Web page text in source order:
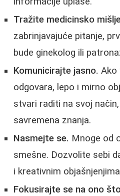
Tražite medicinsko
zabrinjavajuće pitanje,
bude ginekolog ili
Komunicirajte jasno. Ako
odgovara, lepo i mirno
stvari raditi na svoj
savremena znanja.
Nasmejte se. Mnoge od
smešne. Dozvolite sebi
i kreativnim
Fokusirajte se na ono